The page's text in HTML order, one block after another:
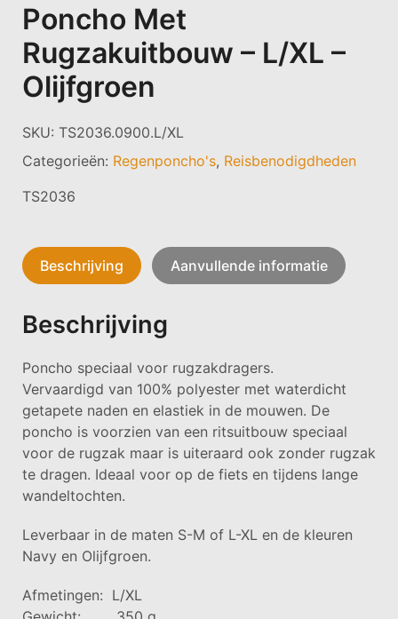
Poncho Met
Rugzakuitbouw – L/XL –
Olijfgroen
SKU: TS2036.0900.L/XL
Categorieën: Regenponcho's, Reisbenodigdheden
TS2036
Beschrijving Aanvullende informatie
Beschrijving
Poncho speciaal voor rugzakdragers.
Vervaardigd van 100% polyester met waterdicht
getapete naden en elastiek in de mouwen. De
poncho is voorzien van een ritsuitbouw speciaal
voor de rugzak maar is uiteraard ook zonder rugzak
te dragen. Ideaal voor op de fiets en tijdens lange
wandeltochten.
Leverbaar in de maten S-M of L-XL en de kleuren
Navy en Olijfgroen.
Afmetingen: L/XL